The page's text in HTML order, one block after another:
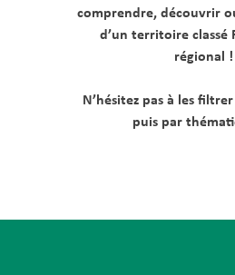
comprendre, découvrir
d’un territoire classé
régional !
N’hésitez pas à les
puis par